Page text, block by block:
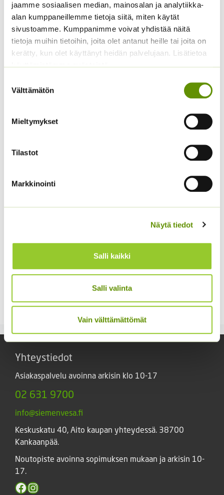
jaamme sosiaalisen median, mainosalan ja analytiikka-
alan kumppaneillemme tietoja siitä, miten käytät
sivustoamme. Kumppanimme voivat yhdistää näitä
tietoja muihin tietoihin, joita olet antanut heille tai joita on
kerätty, kun olet käyttänyt heidän palvelujaan. Lisätietoa
käyttämistämme evästeistä
valinta
Välttämätön
Mieltymykset
Tilastot
Markkinointi
Näytä tiedot
Salli kaikki
Salli valinta
Vain välttämättömät
3,50 Sisältää arvonlisäveron 5,50 Sisältää arvonlisäveron
3,90€ Sisältää arvonlisäveron
Aitoelämänlanka
2,70€ Sisältää arvonlisäveron
Hämähäkkikukka
sekoitus
2,70€ Sisältää arvonlisäveron
Yhteystiedot
Asiakaspalvelu avoinna arkisin klo 10-17
02 631 9700
info@siemenvesa.fi
Keskuskatu 40, Aito kaupan yhteydessä. 38700
Kankaanpää.
Noutopiste avoinna sopimuksen mukaan ja arkisin 10-
17.
Facebook
Instagram